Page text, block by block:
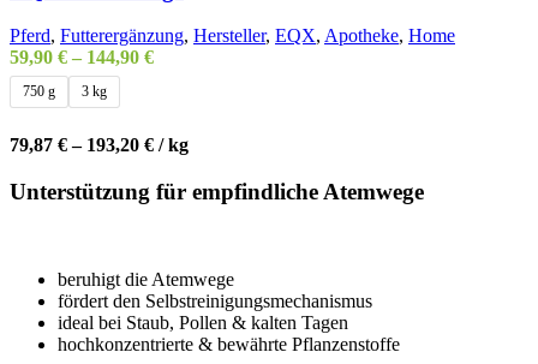
Pferd, Futterergänzung, Hersteller, EQX, Apotheke, Home
59,90 € – 144,90 €
750 g 3 kg
79,87 €– 193,20 € /kg
Unterstützung für empfindliche Atemwege
beruhigt die Atemwege
fördert den Selbstreinigungsmechanismus
ideal bei Staub, Pollen & kalten Tagen
hochkonzentrierte & bewährte Pflanzenstoffe